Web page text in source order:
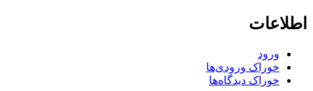
اطلاعات
ورود
خوراک ورودی‌ها
خوراک دیدگاه‌ها